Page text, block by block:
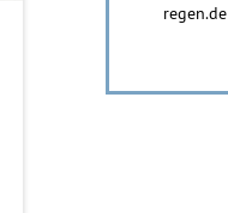
regen.de